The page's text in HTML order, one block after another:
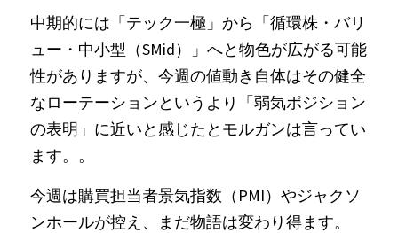
中期的には「テック一極」から「循環株・バリ
ュー・中小型（SMid）」へと物色が広がる可能
性がありますが、今週の値動き自体はその健全
なローテーションというより「弱気ポジション
の表明」に近いと感じたとモルガンは言ってい
ます。。
今週は購買担当者景気指数（PMI）やジャクソ
ンホールが控え、まだ物語は変わり得ます。